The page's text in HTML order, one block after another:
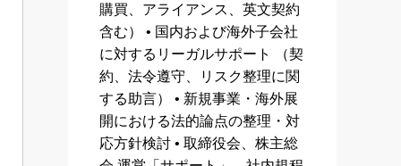
購買、アライアンス、英文契約
含む） • 国内および海外子会社
に対するリーガルサポート （契
約、法令遵守、リスク整理に関
する助言） • 新規事業・海外展
開における法的論点の整理・対
応方針検討 • 取締役会、株主総